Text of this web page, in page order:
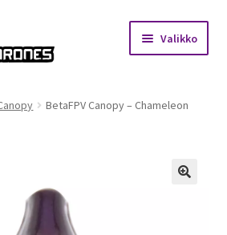
Valikko
BetaFPV Canopy – Chameleon